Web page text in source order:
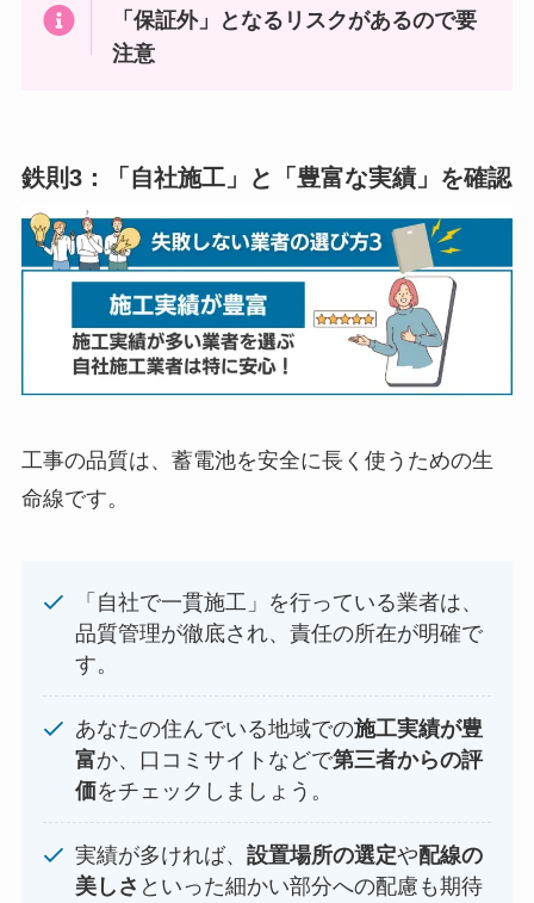
「保証外」となるリスクがあるので要
注意
鉄則3：「自社施工」と「豊富な実績」を確認
工事の品質は、蓄電池を安全に長く使うための生
命線です。
「自社で一貫施工」を行っている業者は、
品質管理が徹底され、責任の所在が明確で
す。
あなたの住んでいる地域での施工実績が豊
富か、口コミサイトなどで第三者からの評
価をチェックしましょう。
実績が多ければ、 設置場所の選定や配線の
美しさ といった細かい部分への配慮も期待